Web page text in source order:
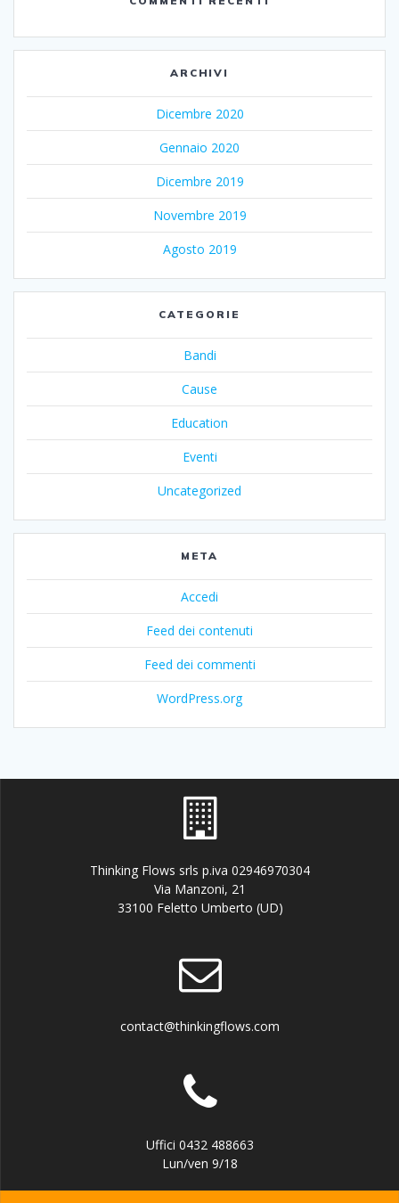
ARCHIVI
Dicembre 2020
Gennaio 2020
Dicembre 2019
Novembre 2019
Agosto 2019
CATEGORIE
Bandi
Cause
Education
Eventi
Uncategorized
META
Accedi
Feed dei contenuti
Feed dei commenti
WordPress.org
Thinking Flows srls p.iva 02946970304
Via Manzoni, 21
33100 Feletto Umberto (UD)
contact@thinkingflows.com
Uffici 0432 488663
Lun/ven 9/18